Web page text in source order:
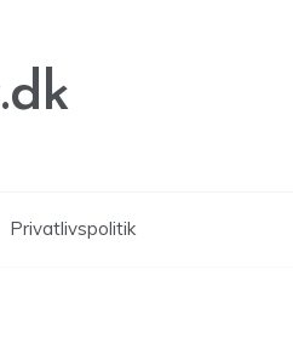
Privatlivspolitik